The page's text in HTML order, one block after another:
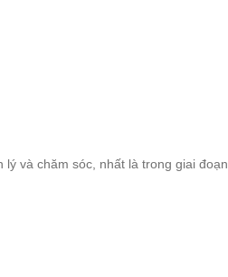
và chăm sóc, nhất là trong giai đoạn